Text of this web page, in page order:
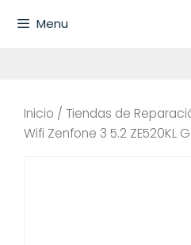
Menu
Inicio / Tiendas de
Wifi Zenfone 3 5.2 ZE520KL